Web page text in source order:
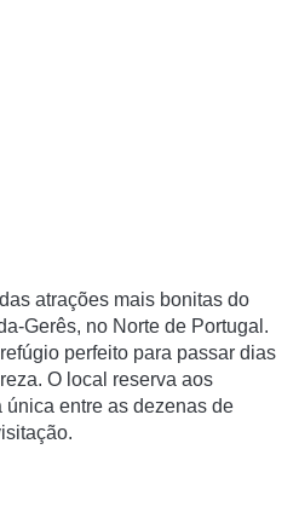
atrações mais bonitas do
Gerês, no Norte de Portugal.
perfeito para passar dias
O local reserva aos
entre as dezenas de